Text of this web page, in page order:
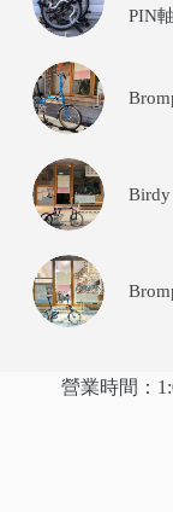
PIN
Birdy
營業時間：